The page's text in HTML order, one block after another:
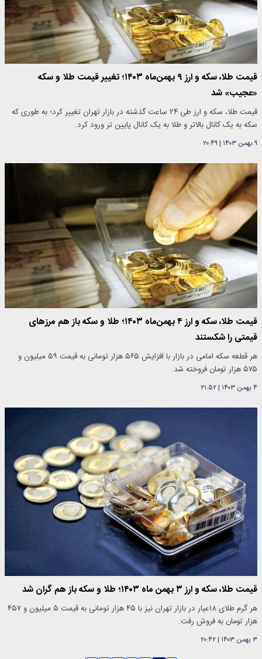
قیمت طلا، سکه و ارز ۹ بهمن‌ماه ۱۴۰۳؛ تغییر قیمت طلا و سکه
«عجیب» شد
قیمت طلا، سکه و ارز طی ۲۴ ساعت گذشته در بازار تهران تغییر کرد؛ به طوری که
سکه به یک کانال بالاتر و طلا به یک کانال پایین تر ورود کرد.
۹ بهمن ۱۴۰۳ |۲۰:۴۹
قیمت طلا، سکه و ارز ۴ بهمن‌ماه ۱۴۰۳؛ طلا و سکه باز هم مرزهای
قیمتی را شکستند
هر قطعه سکه امامی در بازار با افزایش ۵۶۵ هزار تومانی به قیمت ۵۹ میلیون و
۵۷۵ هزار تومان فروخته شد.
۴ بهمن ۱۴۰۳ |۲۱:۵۲
قیمت طلا، سکه و ارز ۳ بهمن ماه ۱۴۰۳؛ طلا و سکه باز هم گران شد
هر گرم طلای ۱۸عیار در بازار تهران نیز با ۴۵ هزار تومانی به قیمت ۵ میلیون و ۴۵۷
هزار تومان به فروش رفت.
۳ بهمن ۱۴۰۳ |۲۰:۴۲